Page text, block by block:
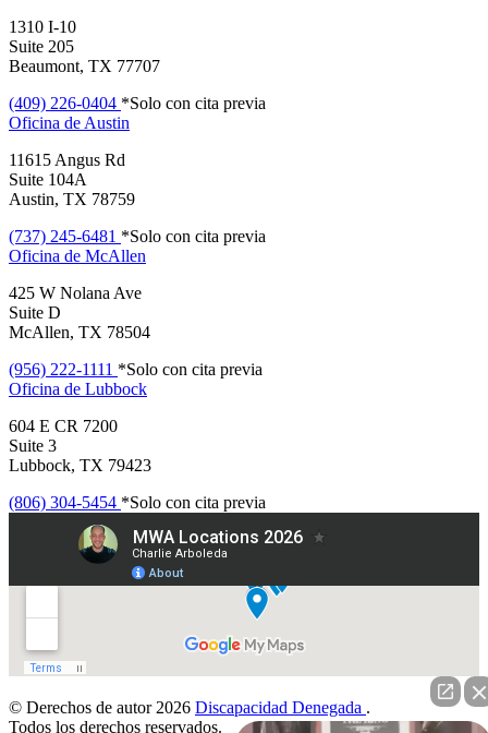
1310 I-10
Suite 205
Beaumont, TX 77707
(409) 226-0404 *Solo con cita previa
Oficina de Austin
11615 Angus Rd
Suite 104A
Austin, TX 78759
(737) 245-6481 *Solo con cita previa
Oficina de McAllen
425 W Nolana Ave
Suite D
McAllen, TX 78504
(956) 222-1111 *Solo con cita previa
Oficina de Lubbock
604 E CR 7200
Suite 3
Lubbock, TX 79423
(806) 304-5454 *Solo con cita previa
© Derechos de autor 2026 Discapacidad Denegada .
Todos los derechos reservados.